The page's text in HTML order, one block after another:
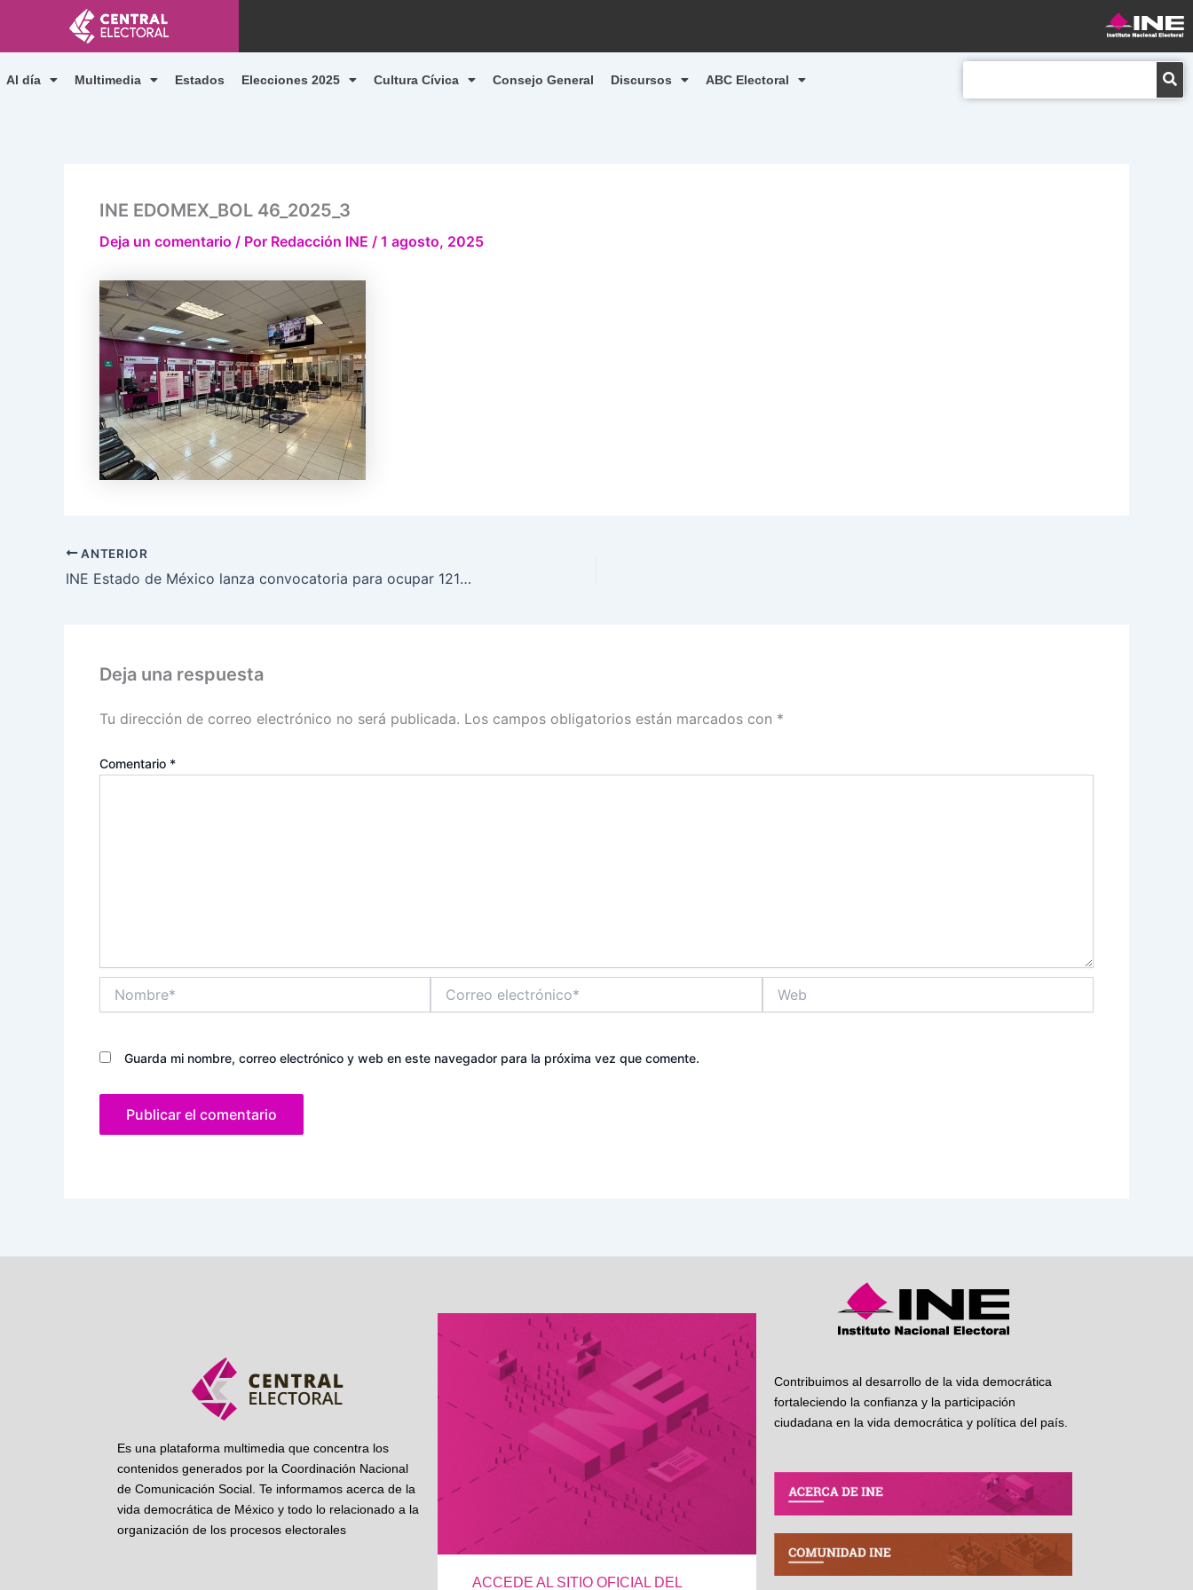
contenido
Al día Multimedia Estados Elecciones 2025 Cultura Cívica Consejo General Discursos ABC Electoral
INE EDOMEX_BOL 46_2025_3
Deja un comentario / Por Redacción INE / 1 agosto, 2025
ANTERIOR
INE Estado de México lanza convocatoria para ocupar 121 vacantes en Módulos de Atención Ciudadana
Deja una respuesta
Tu dirección de correo electrónico no será publicada. Los campos obligatorios están marcados con *
Comentario *
electrónico*
Guarda mi nombre, correo electrónico y web en este navegador para la próxima vez que comente.
Es una plataforma multimedia que concentra los
contenidos generados por la Coordinación Nacional
de Comunicación Social. Te informamos acerca de la
vida democrática de México y todo lo relacionado a la
organización de los procesos electorales
ACCEDE AL SITIO OFICIAL DEL
Contribuimos al desarrollo de la vida democrática
fortaleciendo la confianza y la participación
ciudadana en la vida democrática y política del país.